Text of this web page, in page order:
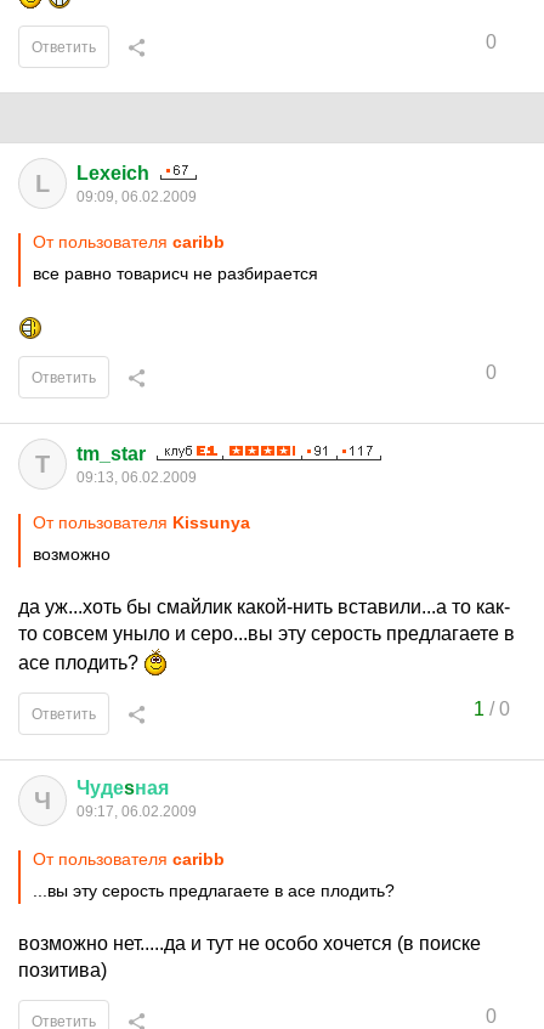
0
Ответить
L Lexeich
09:09, 06.02.2009
От пользователя caribb
все равно товарисч не разбирается
0
Ответить
T tm_star
09:13, 06.02.2009
От пользователя Kissunya
возможно
да уж...хоть бы смайлик какой-нить вставили...а то как-
то совсем уныло и серо...вы эту серость предлагаете в
асе плодить?
1 /0
Ответить
Ч Чудеsная
09:17, 06.02.2009
От пользователя caribb
...вы эту серость предлагаете в асе плодить?
возможно нет.....да и тут не особо хочется (в поиске
позитива)
0
Ответить